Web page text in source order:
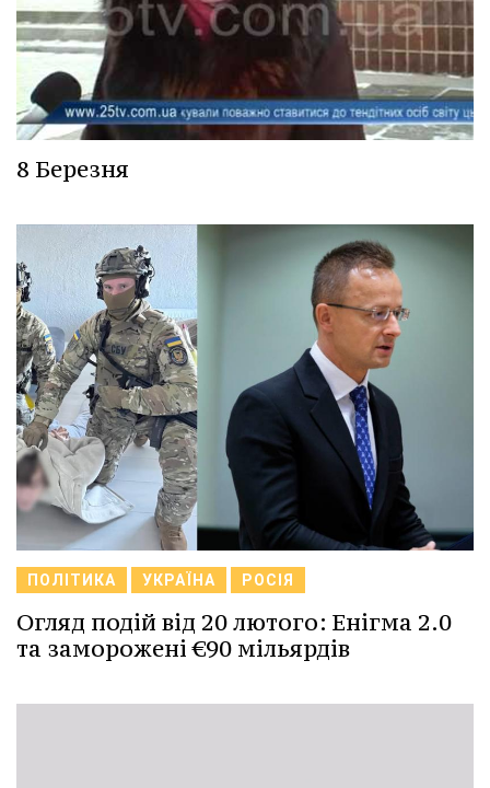
8 Березня
ПОЛІТИКА УКРАЇНА РОСІЯ
Огляд подій від 20 лютого: Енігма 2.0
та заморожені €90 мільярдів